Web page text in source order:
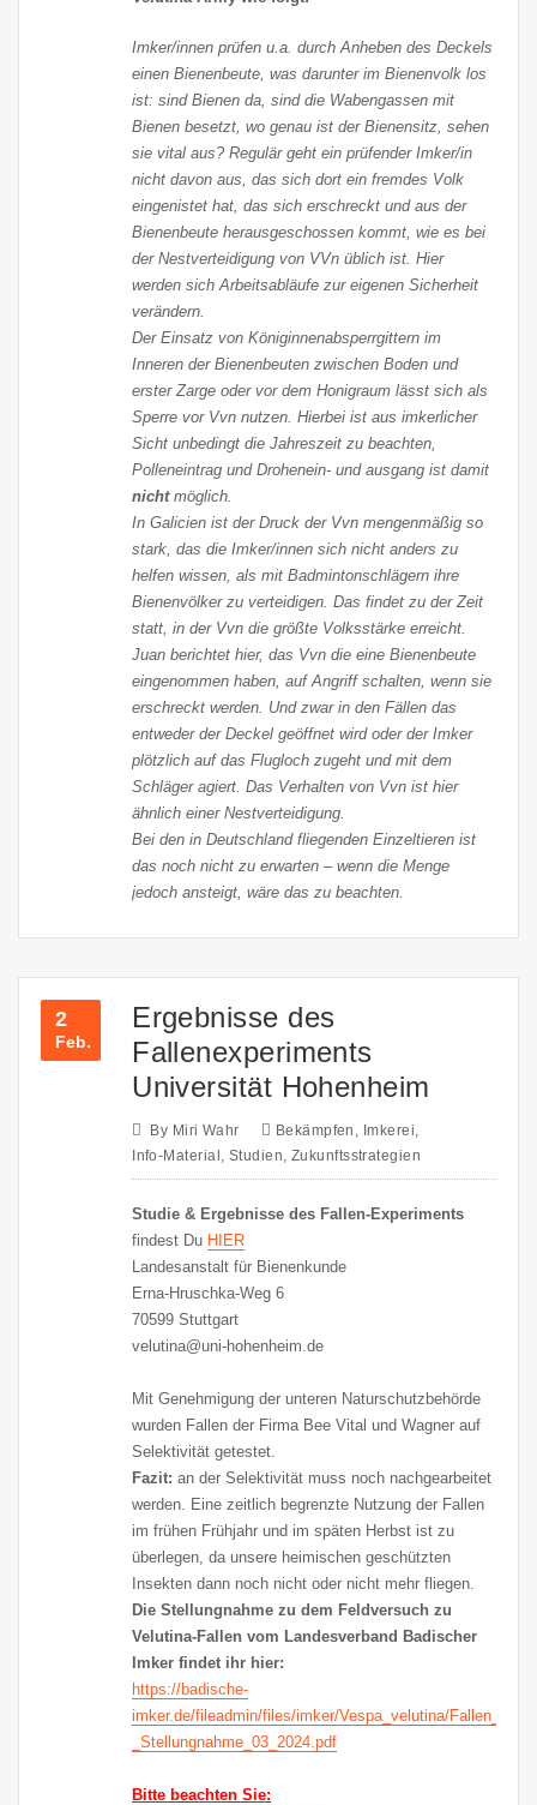
Imker/innen prüfen u.a. durch Anheben des Deckels
einen Bienenbeute, was darunter im Bienenvolk los
ist: sind Bienen da, sind die Wabengassen mit
Bienen besetzt, wo genau ist der Bienensitz, sehen
sie vital aus? Regulär geht ein prüfender Imker/in
nicht davon aus, das sich dort ein fremdes Volk
eingenistet hat, das sich erschreckt und aus der
Bienenbeute herausgeschossen kommt, wie es bei
der Nestverteidigung von VVn üblich ist. Hier
werden sich Arbeitsabläufe zur eigenen Sicherheit
verändern.
Der Einsatz von Königinnenabsperrgittern im
Inneren der Bienenbeuten zwischen Boden und
erster Zarge oder vor dem Honigraum lässt sich als
Sperre vor Vvn nutzen. Hierbei ist aus imkerlicher
Sicht unbedingt die Jahreszeit zu beachten,
Polleneintrag und Drohenein- und ausgang ist damit
nichtmöglich.
In Galicien ist der Druck der Vvn mengenmäßig so
stark, das die Imker/innen sich nicht anders zu
helfen wissen, als mit Badmintonschlägern ihre
Bienenvölker zu verteidigen. Das findet zu der Zeit
statt, in der Vvn die größte Volksstärke erreicht.
Juan berichtet hier, das Vvn die eine Bienenbeute
eingenommen haben, auf Angriff schalten, wenn sie
erschreckt werden. Und zwar in den Fällen das
entweder der Deckel geöffnet wird oder der Imker
plötzlich auf das Flugloch zugeht und mit dem
Schläger agiert. Das Verhalten von Vvn ist hier
ähnlich einer Nestverteidigung.
Bei den in Deutschland fliegenden Einzeltieren ist
das noch nicht zu erwarten – wenn die Menge
jedoch ansteigt, wäre das zu beachten.
2
Feb.
Ergebnisse des
Fallenexperiments
Universität Hohenheim
By Miri Wahr Bekämpfen , Imkerei,
Info-Material, Studien, Zukunftsstrategien
Studie & Ergebnisse des Fallen-Experiments
findest Du HIER
Landesanstalt für Bienenkunde
Erna-Hruschka-Weg 6
70599 Stuttgart
velutina@uni-hohenheim.de
Mit Genehmigung der unteren Naturschutzbehörde
wurden Fallen der Firma Bee Vital und Wagner auf
Selektivität getestet.
Fazit: an der Selektivität muss noch nachgearbeitet
werden. Eine zeitlich begrenzte Nutzung der Fallen
im frühen Frühjahr und im späten Herbst ist zu
überlegen, da unsere heimischen geschützten
Insekten dann noch nicht oder nicht mehr fliegen.
Die Stellungnahme zu dem Feldversuch zu
Velutina-Fallen vom Landesverband Badischer
Imker findet ihr hier:
https://badische-
imker.de/fileadmin/files/imker/Vespa_velutina/Fallen_-
_Stellungnahme_03_2024.pdf
Bitte beachten Sie: